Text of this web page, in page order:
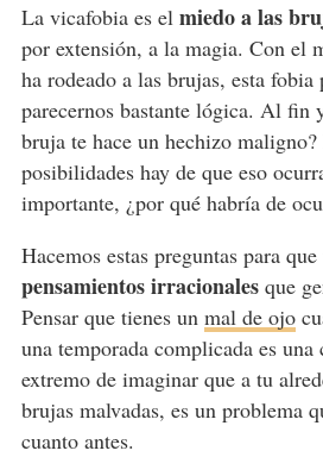
La vicafobia es el miedo a las
por extensión, a la magia. Con el
ha rodeado a las brujas, esta fobia
parecernos bastante lógica. Al fin
bruja te hace un hechizo maligno?
posibilidades hay de que eso
importante, ¿por qué habría de
Hacemos estas preguntas para
pensamientos irracionalesque
Pensar que tienes un mal de ojo
una temporada complicada es
extremo de imaginar que a tu
brujas malvadas, es un problema
cuanto antes.